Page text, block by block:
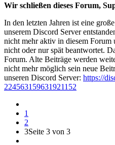
Wir schließen dieses Forum,
In den letzten Jahren ist eine
unserem Discord Server
nicht mehr aktiv in diesem Forum
nicht oder nur spät beantwortet.
Forum. Alte Beiträge werden
nicht mehr möglich sein neue
unseren Discord Server: https://
224563159631921152
1
2
3Seite 3 von 3